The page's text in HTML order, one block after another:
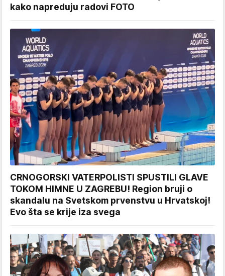
kako napreduju radovi FOTO
CRNOGORSKI VATERPOLISTI SPUSTILI GLAVE
TOKOM HIMNE U ZAGREBU! Region bruji o
skandalu na Svetskom prvenstvu u Hrvatskoj!
Evo šta se krije iza svega